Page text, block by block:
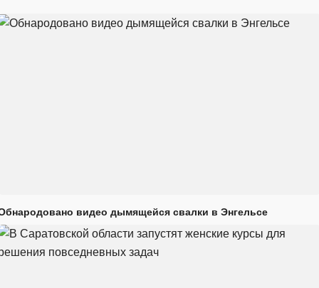
видео дымящейся свалки в Энгельсе